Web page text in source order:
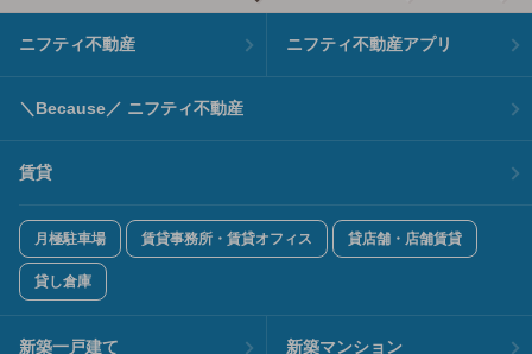
ニフティ不動産 ニフティ不動産アプリ
＼Because／ ニフティ不動産
賃貸
月極駐車場 賃貸事務所・賃貸オフィス 貸店舗・店舗賃貸
貸し倉庫
新築一戸建て 新築マンション